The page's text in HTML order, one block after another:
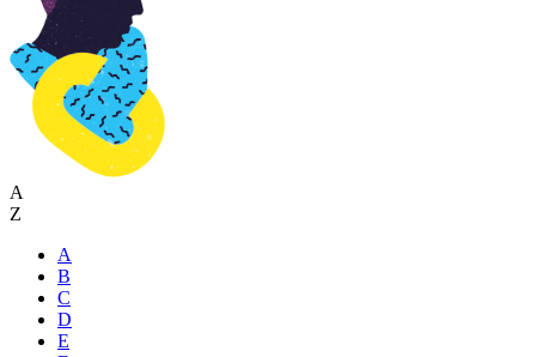
A
Z
A
B
C
D
E